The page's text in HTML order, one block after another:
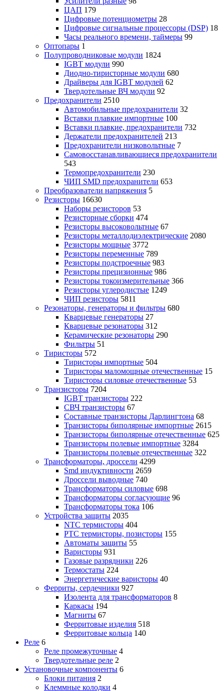
ЦАП 179
Цифровые потенциометры 28
Цифровые сигнальные процессоры (DSP) 18
Часы реального времени, таймеры 99
Оптопары 1
Полупроводниковые модули 1824
IGBT модули 990
Диодно-тиристорные модули 680
Драйверы для IGBT модулей 62
Твердотельные ВЧ модули 92
Предохранители 2510
Автомобильные предохранители 32
Вставки плавкие импортные 100
Вставки плавкие, предохранители 732
Держатели предохранителей 213
Предохранители низковольтные 7
Самовосстанавливающиеся предохранители
543
Термопредохранители 230
ЧИП SMD предохранители 653
Преобразователи напряжения 5
Резисторы 16630
Наборы резисторов 53
Резисторные сборки 474
Резисторы высоковольтные 67
Резисторы металлодиэлектрические 2080
Резисторы мощные 3772
Резисторы переменные 789
Резисторы подстроечные 983
Резисторы прецизионные 986
Резисторы токоизмерительные 366
Резисторы углеродистые 1249
ЧИП резисторы 5811
Резонаторы, генераторы и фильтры 680
Кварцевые генераторы 27
Кварцевые резонаторы 312
Керамические резонаторы 290
Фильтры 51
Тиристоры 572
Тиристоры импортные 504
Тиристоры маломощные отечественные 15
Тиристоры силовые отечественные 53
Транзисторы 7204
IGBT транзисторы 222
СВЧ транзисторы 67
Составные транзисторы Дарлингтона 68
Транзисторы биполярные импортные 2615
Транзисторы биполярные отечественные 625
Транзисторы полевые импортные 3284
Транзисторы полевые отечественные 322
Трансформаторы, дроссели 4299
Smd индуктивности 2659
Дроссели выводные 740
Трансформаторы силовые 698
Трансформаторы согласующие 96
Трансформаторы тока 106
Устройства защиты 2035
NTC термисторы 404
PTC термисторы, позисторы 155
Автоматы защиты 55
Варисторы 931
Газовые разрядники 226
Термостаты 224
Энергетические варисторы 40
Ферриты, сердечники 927
Изолента для трансформаторов 8
Каркасы 194
Магниты 67
Ферритовые изделия 518
Ферритовые кольца 140
Реле 6
Реле промежуточные 4
Твердотельные реле 2
Установочные компоненты 6
Блоки питания 2
Клеммные колодки 4